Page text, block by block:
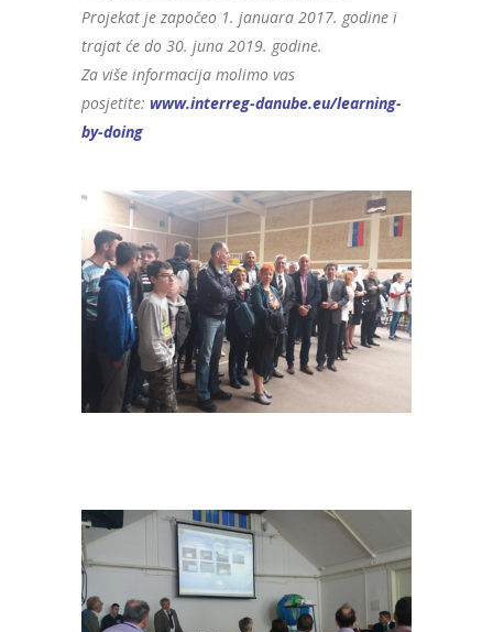
Projekat je započeo 1. januara 2017. godine i
trajat će do 30. juna 2019. godine.
Za više informacija molimo vas
posjetite: www.interreg-danube.eu/learning-
by-doing